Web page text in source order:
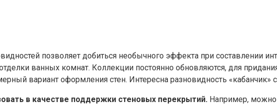
позволяет добиться необычного эффекта при составлении
ванных комнат. Коллекции постоянно обновляются, для
вариант оформления стен. Интересна разновидность
в качестве поддержки стеновых перекрытий. Например, можно